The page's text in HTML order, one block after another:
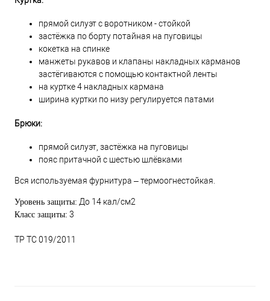
прямой силуэт с воротником - стойкой
застёжка по борту потайная на пуговицы
кокетка на спинке
манжеты рукавов и клапаны накладных карманов
застёгиваются с помощью контактной ленты
на куртке 4 накладных кармана
ширина куртки по низу регулируется патами
Брюки:
прямой силуэт, застёжка на пуговицы
пояс притачной с шестью шлёвками
Вся используемая фурнитура – термоогнестойкая.
Уровень защиты: До 14 кал/см2
Класс защиты: 3
ТР ТС 019/2011